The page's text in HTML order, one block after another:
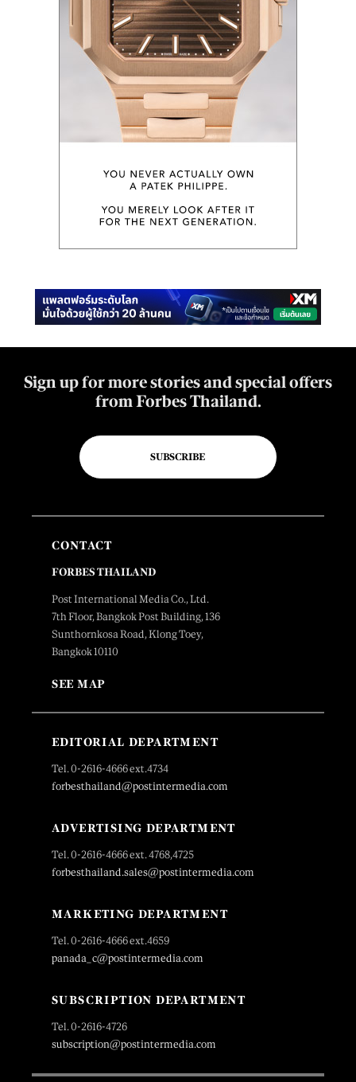
Sign up for more stories and special offers
from Forbes Thailand.
SUBSCRIBE
CONTACT
FORBES THAILAND
Post International Media Co., Ltd.
7th Floor, Bangkok Post Building, 136
Sunthornkosa Road, Klong Toey,
Bangkok 10110
SEE MAP
EDITORIAL DEPARTMENT
Tel. 0-2616-4666 ext.4734
forbesthailand@postintermedia.com
ADVERTISING DEPARTMENT
Tel. 0-2616-4666 ext. 4768,4725
forbesthailand.sales@postintermedia.com
MARKETING DEPARTMENT
Tel. 0-2616-4666 ext.4659
panada_c@postintermedia.com
SUBSCRIPTION DEPARTMENT
Tel. 0-2616-4726
subscription@postintermedia.com